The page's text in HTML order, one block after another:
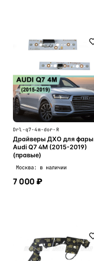
Drl-q7-4m-dor-R
Драйверы ДХО для фары
Audi Q7 4M (2015-2019)
(правые)
Москва: в наличии
7 000 ₽